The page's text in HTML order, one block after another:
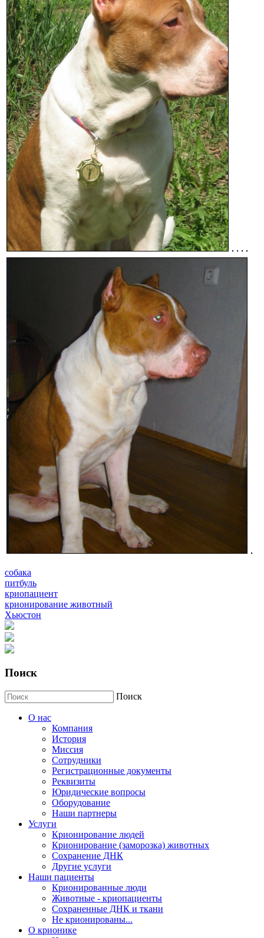
собака
питбуль
криопациент
крионирование животный
Хьюстон
Поиск
Поиск
О нас
Компания
История
Миссия
Сотрудники
Регистрационные документы
Реквизиты
Юридические вопросы
Оборудование
Наши партнеры
Услуги
Крионирование людей
Крионирование (заморозка) животных
Сохранение ДНК
Другие услуги
Наши пациенты
Крионированные люди
Животные - криопациенты
Сохраненные ДНК и ткани
Не крионированы...
О крионике